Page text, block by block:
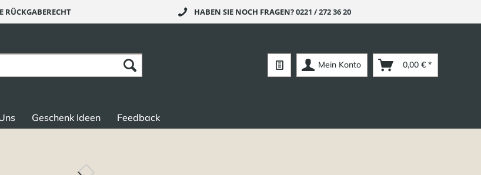
RÜCKGABERECHT HABEN SIE NOCH FRAGEN?0221 / 272 36 20
Mein Konto 0,00 € *
Geschenk Ideen Feedback